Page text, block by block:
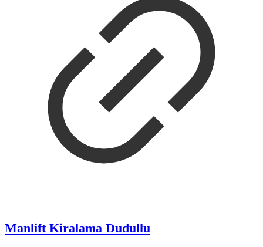
Manlift Kiralama Dudullu